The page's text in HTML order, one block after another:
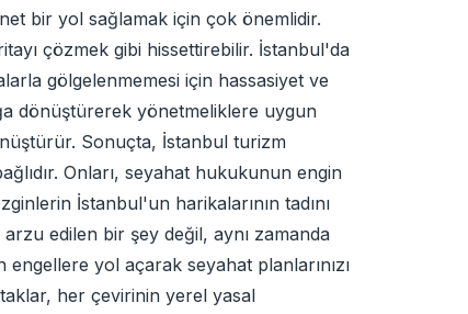
bir yol sağlamak için çok önemlidir.
çözmek gibi hissettirebilir. İstanbul'da
gölgelenmemesi için hassasiyet ve
dönüştürerek yönetmeliklere uygun
Sonuçta, İstanbul turizm
Onları, seyahat hukukunun engin
İstanbul'un harikalarının tadını
edilen bir şey değil, aynı zamanda
yol açarak seyahat planlarınızı
her çevirinin yerel yasal